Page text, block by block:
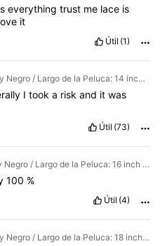
everythingtrust me lace is
it
Útil (1)
Color: Natural y Negro / Largo de la Peluca: 14 inch / Densidad y Sujeción: 200Density 13*4
Itooka riskand itwas
Útil (73)
Color: Natural y Negro / Largo de la Peluca: 16 inch / Densidad y Sujeción: 200Density 13*4
100 %
Útil (4)
Color: Natural y Negro / Largo de la Peluca: 18 inch / Densidad y Sujeción: 200Density 13*4